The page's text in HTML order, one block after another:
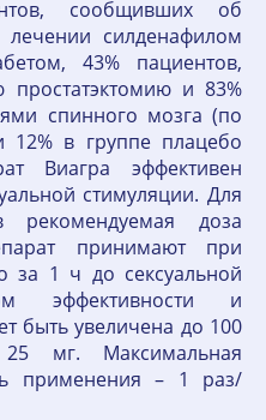
сообщивших об
силденафилом
43% пациентов,
простатэктомию и 83%
спинного мозга (по
12% в группе плацебо
Виагра эффективен
стимуляции. Для
рекомендуемая доза
принимают при
за 1 ч до сексуальной
эффективности и
быть увеличена до 100
мг. Максимальная
применения – 1 раз/